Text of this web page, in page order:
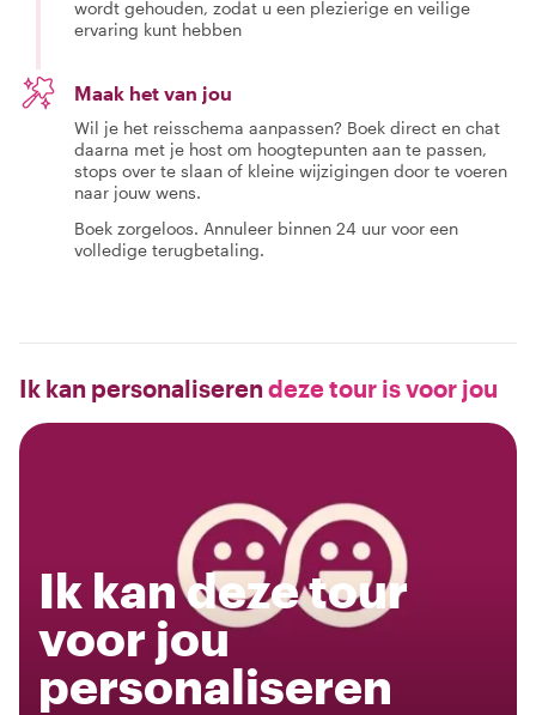
wordt gehouden, zodat u een plezierige en veilige
ervaring kunt hebben
Maak het van jou
Wil je het reisschema aanpassen? Boek direct en chat
daarna met je host om hoogtepunten aan te passen,
stops over te slaan of kleine wijzigingen door te voeren
naar jouw wens.
Boek zorgeloos. Annuleer binnen 24 uur voor een
volledige terugbetaling.
Ik kan personaliseren deze tour is voor jou
Ik kan deze tour
voor jou
personaliseren